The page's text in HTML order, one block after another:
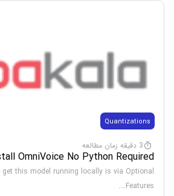
Quantizations
3 دقیقه زمان مطالعه
OmniVoice No Python Required
Complete Walkthrough Windows
this model running locally is via Optional
Features....